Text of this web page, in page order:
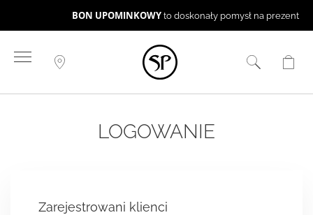
BON UPOMINKOWYto doskonały pomysł na prezent ☻
do
treści
LOGOWANIE
Zarejestrowani klienci